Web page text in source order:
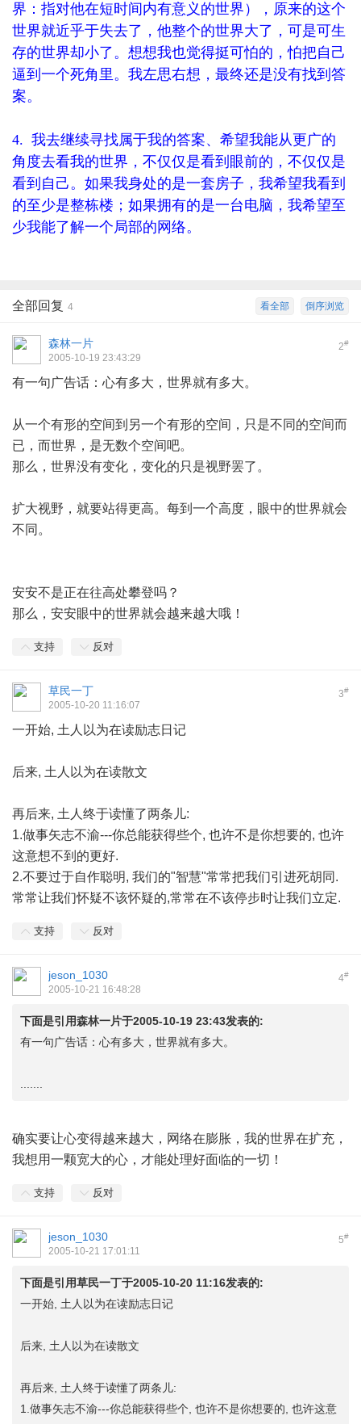
界：指对他在短时间内有意义的世界），原来的这个
世界就近乎于失去了，他整个的世界大了，可是可生
存的世界却小了。想想我也觉得挺可怕的，怕把自己
逼到一个死角里。我左思右想，最终还是没有找到答
案。
4. 我去继续寻找属于我的答案、希望我能从更广的
角度去看我的世界，不仅仅是看到眼前的，不仅仅是
看到自己。如果我身处的是一套房子，我希望我看到
的至少是整栋楼；如果拥有的是一台电脑，我希望至
少我能了解一个局部的网络。
倒序浏览
看全部
全部回复 4
2#
森林一片
2005-10-19 23:43:29
有一句广告话：心有多大，世界就有多大。
从一个有形的空间到另一个有形的空间，只是不同的空间而
已，而世界，是无数个空间吧。
那么，世界没有变化，变化的只是视野罢了。
扩大视野，就要站得更高。每到一个高度，眼中的世界就会
不同。
安安不是正在往高处攀登吗？
那么，安安眼中的世界就会越来越大哦！
支持 反对
3#
草民一丁
2005-10-20 11:16:07
一开始, 土人以为在读励志日记
后来, 土人以为在读散文
再后来, 土人终于读懂了两条儿:
1.做事矢志不渝---你总能获得些个, 也许不是你想要的, 也许
这意想不到的更好.
2.不要过于自作聪明, 我们的"智慧"常常把我们引进死胡同.
常常让我们怀疑不该怀疑的,常常在不该停步时让我们立定.
支持 反对
4#
jeson_1030
2005-10-21 16:48:28
下面是引用森林一片于2005-10-19 23:43发表的:
有一句广告话：心有多大，世界就有多大。
确实要让心变得越来越大，网络在膨胀，我的世界在扩充，
我想用一颗宽大的心，才能处理好面临的一切！
支持 反对
5#
jeson_1030
2005-10-21 17:01:11
下面是引用草民一丁于2005-10-20 11:16发表的:
一开始, 土人以为在读励志日记
后来, 土人以为在读散文
再后来, 土人终于读懂了两条儿:
1.做事矢志不渝---你总能获得些个, 也许不是你想要的, 也许这意